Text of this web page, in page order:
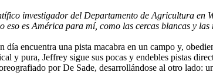
investigador del Departamento de Agricultura en
es América para mí, como las cercas blancas y
encuentra una pista macabra en un campo y,
y pura, Jeffrey sigue sus pocas y endebles pistas
por De Sade, desarrollándose al otro lado: